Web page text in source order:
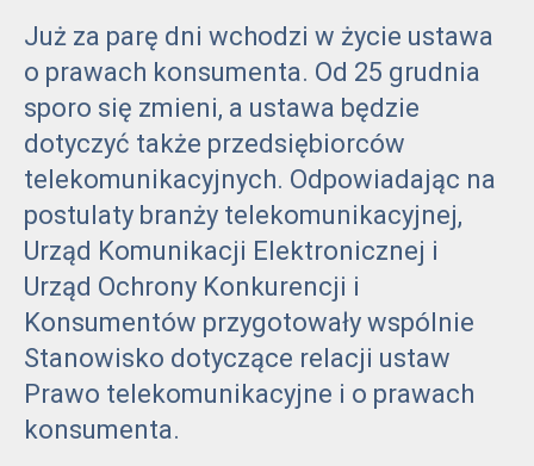
Już za parę dni wchodzi w życie ustawa
o prawach konsumenta. Od 25 grudnia
sporo się zmieni, a ustawa będzie
dotyczyć także przedsiębiorców
telekomunikacyjnych. Odpowiadając na
postulaty branży telekomunikacyjnej,
Urząd Komunikacji Elektronicznej i
Urząd Ochrony Konkurencji i
Konsumentów przygotowały wspólnie
Stanowisko dotyczące relacji ustaw
Prawo telekomunikacyjne i o prawach
konsumenta.